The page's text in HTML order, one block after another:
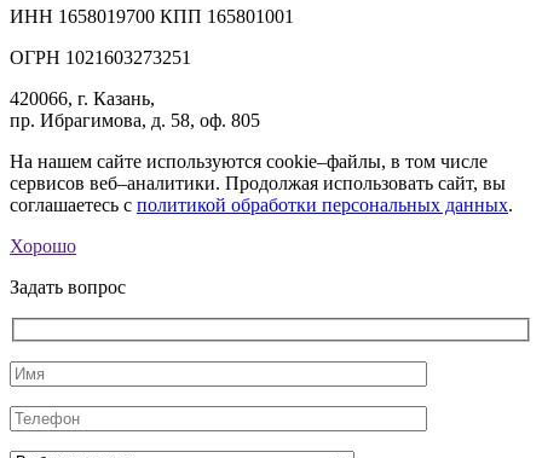
ИНН 1658019700 КПП 165801001
ОГРН 1021603273251
420066, г. Казань,
пр. Ибрагимова, д. 58, оф. 805
На нашем сайте используются cookie–файлы, в том числе
сервисов веб–аналитики. Продолжая использовать сайт, вы
соглашаетесь с политикой обработки персональных данных.
Хорошо
Задать вопрос